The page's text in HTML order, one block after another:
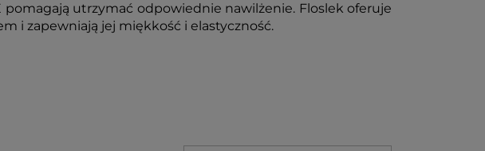
utrzymać odpowiednie nawilżenie. Floslek oferuje
i zapewniają jej miękkość i elastyczność.